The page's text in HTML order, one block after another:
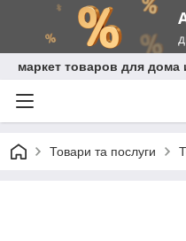
маркет товаров для дома
Товари та послуги